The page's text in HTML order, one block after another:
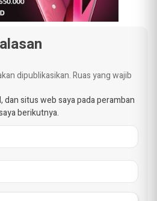
dipublikasikan.Ruas yang wajib
dan situs web saya pada peramban
berikutnya.